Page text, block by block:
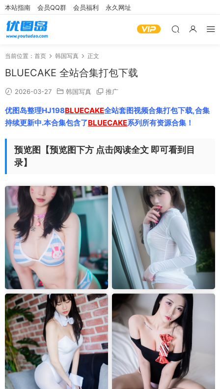
本站指南 会员QQ群 会员福利 永久网址
当前位置： 首页 韩国写真 正文
BLUECAKE 全站合集打包下载
2026-03-27 韩国写真 推广
优图岛整理HJ198BLUECAKE全站套图视频合集打包下载,合集
持续更新中.本合集包含了BLUECAKE系列所有资源合集！
预览图【预览图下方 点击阅读全文 即可看到目
录】